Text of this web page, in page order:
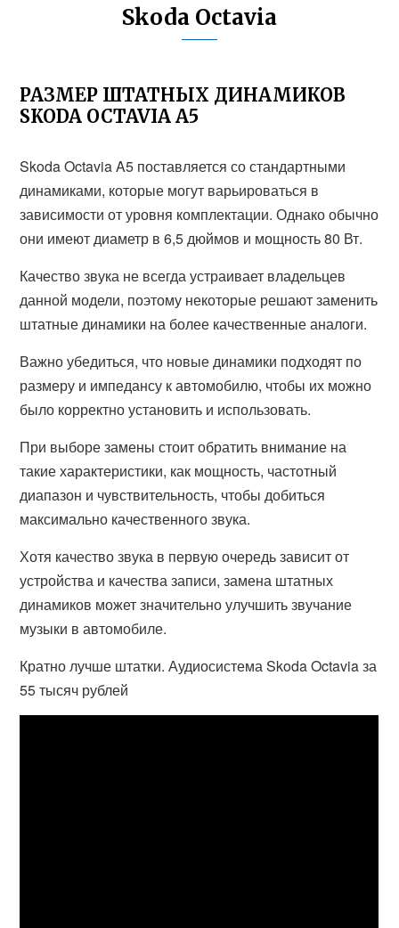
Skoda Octavia
РАЗМЕР ШТАТНЫХ ДИНАМИКОВ
SKODA OCTAVIA A5
Skoda Octavia A5 поставляется со стандартными
динамиками, которые могут варьироваться в
зависимости от уровня комплектации. Однако обычно
они имеют диаметр в 6,5 дюймов и мощность 80 Вт.
Качество звука не всегда устраивает владельцев
данной модели, поэтому некоторые решают заменить
штатные динамики на более качественные аналоги.
Важно убедиться, что новые динамики подходят по
размеру и импедансу к автомобилю, чтобы их можно
было корректно установить и использовать.
При выборе замены стоит обратить внимание на
такие характеристики, как мощность, частотный
диапазон и чувствительность, чтобы добиться
максимально качественного звука.
Хотя качество звука в первую очередь зависит от
устройства и качества записи, замена штатных
динамиков может значительно улучшить звучание
музыки в автомобиле.
Кратно лучше штатки. Аудиосистема Skoda Octavia за
55 тысяч рублей